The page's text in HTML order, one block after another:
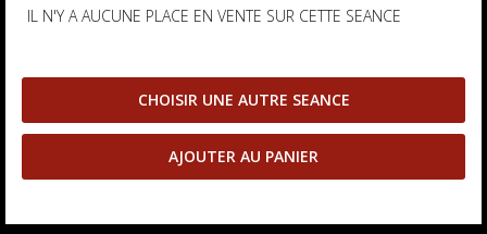
IL N'Y A AUCUNE PLACE EN VENTE SUR CETTE SEANCE